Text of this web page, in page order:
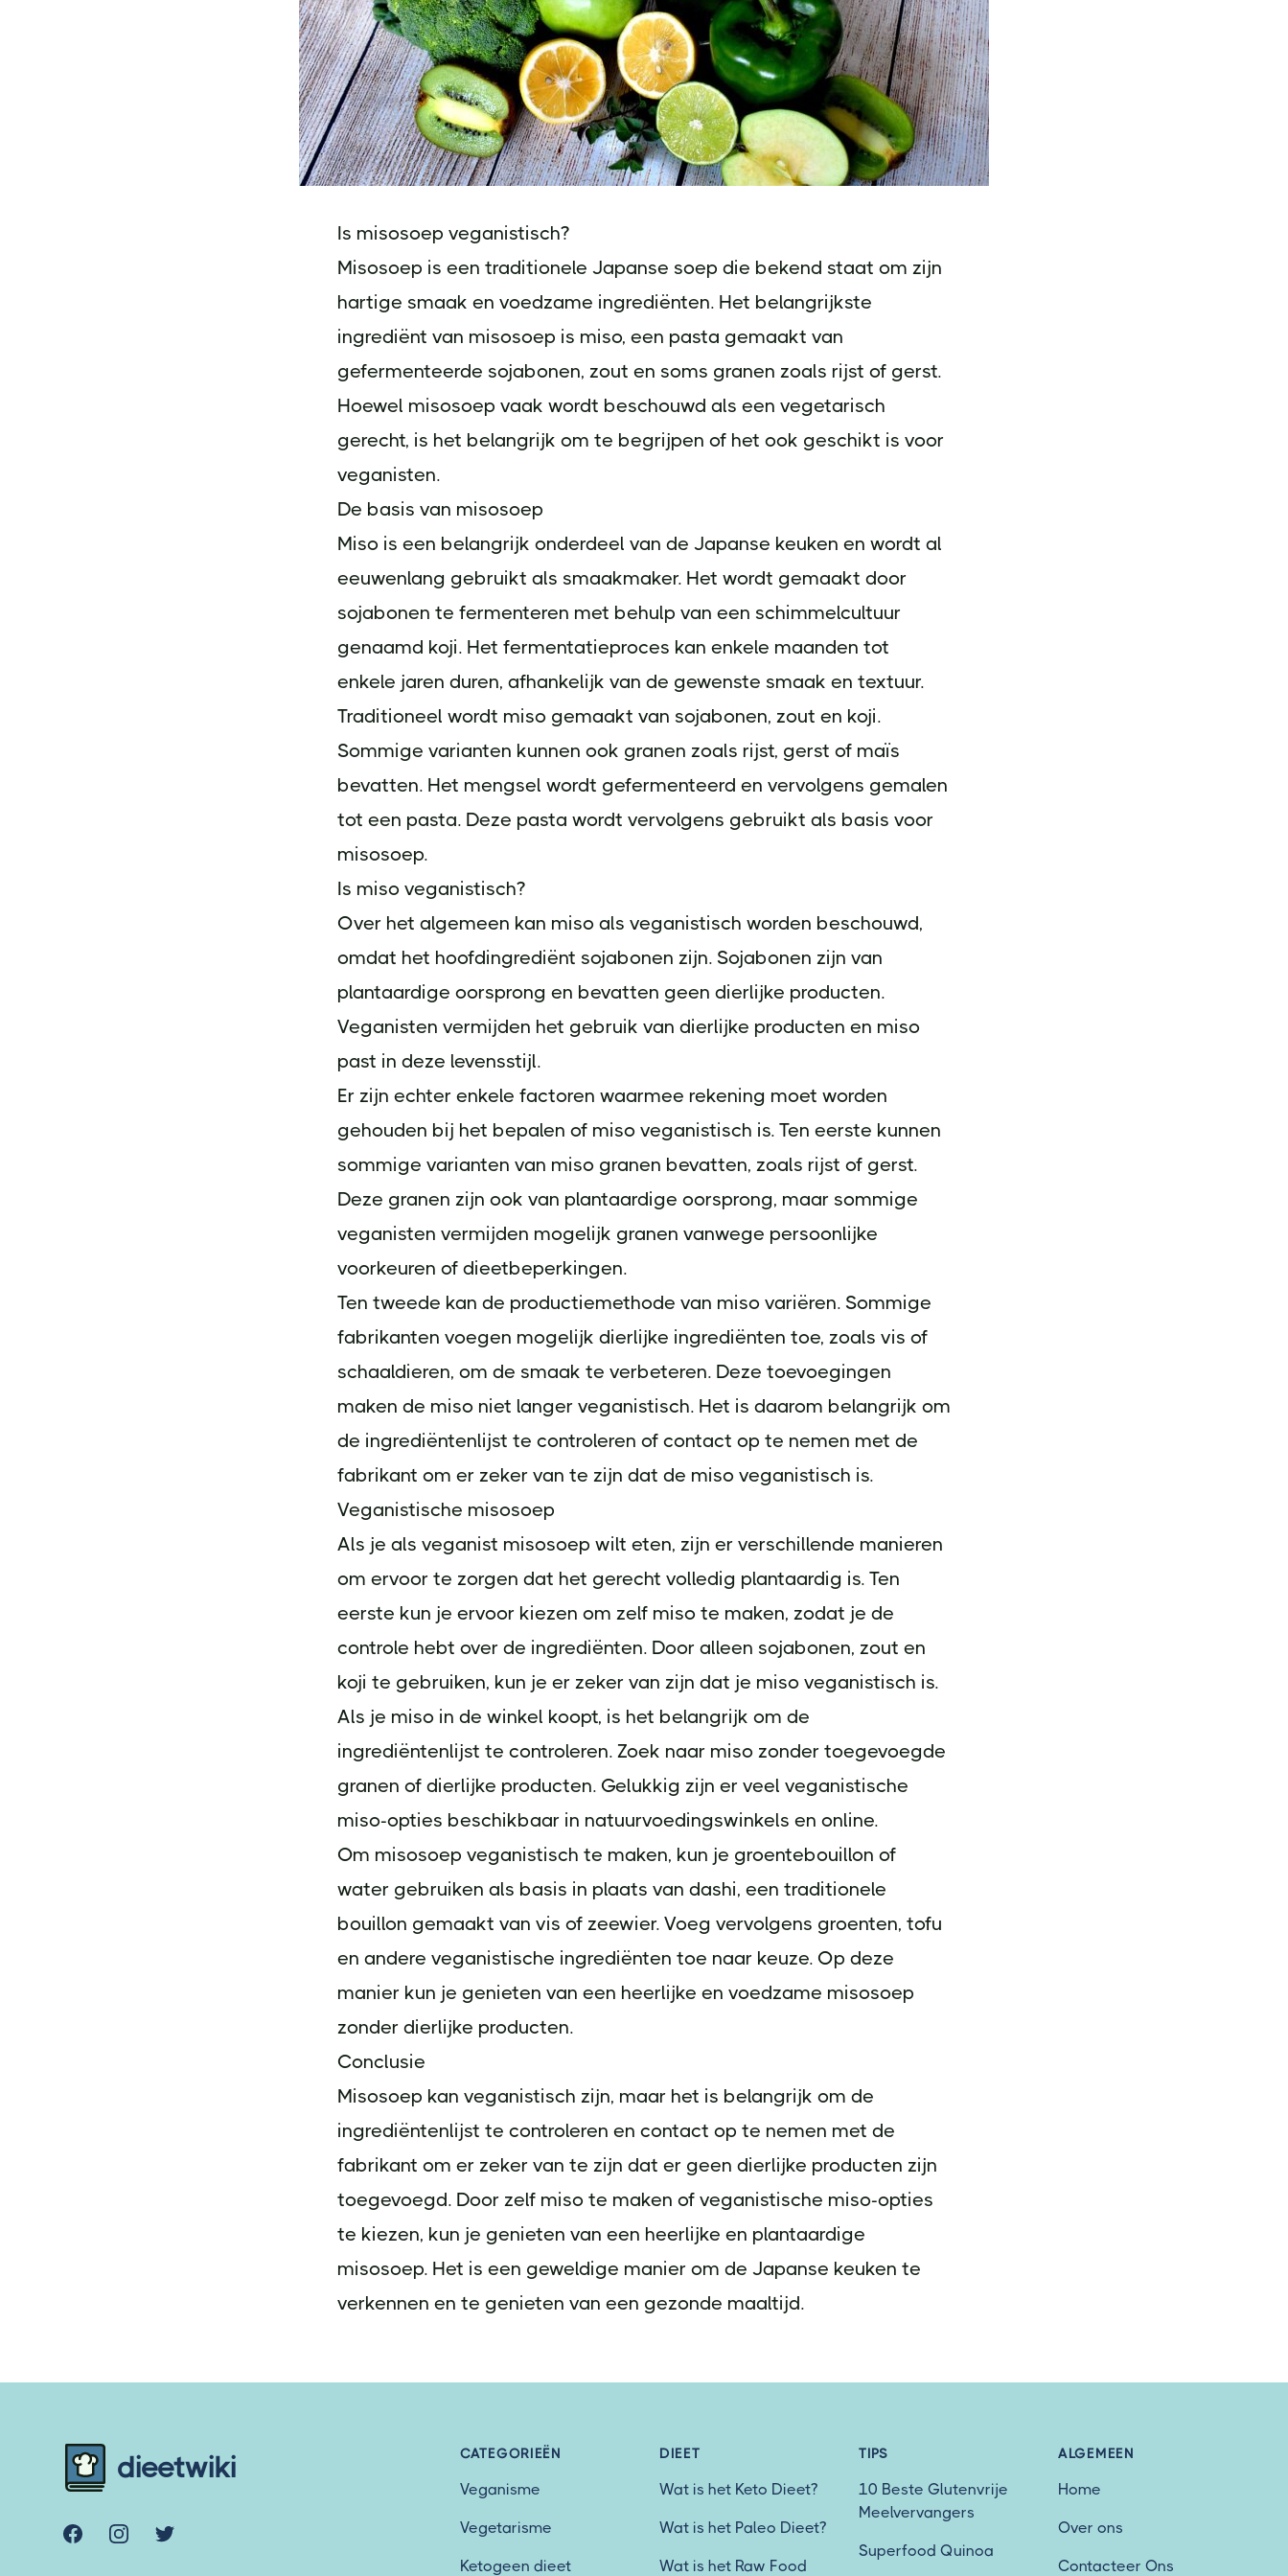
Is misosoep veganistisch?
Misosoep is een traditionele Japanse soep die bekend staat om zijn
hartige smaak en voedzame ingrediënten. Het belangrijkste
ingrediënt van misosoep is miso, een pasta gemaakt van
gefermenteerde sojabonen, zout en soms granen zoals rijst of gerst.
Hoewel misosoep vaak wordt beschouwd als een vegetarisch
gerecht, is het belangrijk om te begrijpen of het ook geschikt is voor
veganisten.
De basis van misosoep
Miso is een belangrijk onderdeel van de Japanse keuken en wordt al
eeuwenlang gebruikt als smaakmaker. Het wordt gemaakt door
sojabonen te fermenteren met behulp van een schimmelcultuur
genaamd koji. Het fermentatieproces kan enkele maanden tot
enkele jaren duren, afhankelijk van de gewenste smaak en textuur.
Traditioneel wordt miso gemaakt van sojabonen, zout en koji.
Sommige varianten kunnen ook granen zoals rijst, gerst of maïs
bevatten. Het mengsel wordt gefermenteerd en vervolgens gemalen
tot een pasta. Deze pasta wordt vervolgens gebruikt als basis voor
misosoep.
Is miso veganistisch?
Over het algemeen kan miso als veganistisch worden beschouwd,
omdat het hoofdingrediënt sojabonen zijn. Sojabonen zijn van
plantaardige oorsprong en bevatten geen dierlijke producten.
Veganisten vermijden het gebruik van dierlijke producten en miso
past in deze levensstijl.
Er zijn echter enkele factoren waarmee rekening moet worden
gehouden bij het bepalen of miso veganistisch is. Ten eerste kunnen
sommige varianten van miso granen bevatten, zoals rijst of gerst.
Deze granen zijn ook van plantaardige oorsprong, maar sommige
veganisten vermijden mogelijk granen vanwege persoonlijke
voorkeuren of dieetbeperkingen.
Ten tweede kan de productiemethode van miso variëren. Sommige
fabrikanten voegen mogelijk dierlijke ingrediënten toe, zoals vis of
schaaldieren, om de smaak te verbeteren. Deze toevoegingen
maken de miso niet langer veganistisch. Het is daarom belangrijk om
de ingrediëntenlijst te controleren of contact op te nemen met de
fabrikant om er zeker van te zijn dat de miso veganistisch is.
Veganistische misosoep
Als je als veganist misosoep wilt eten, zijn er verschillende manieren
om ervoor te zorgen dat het gerecht volledig plantaardig is. Ten
eerste kun je ervoor kiezen om zelf miso te maken, zodat je de
controle hebt over de ingrediënten. Door alleen sojabonen, zout en
koji te gebruiken, kun je er zeker van zijn dat je miso veganistisch is.
Als je miso in de winkel koopt, is het belangrijk om de
ingrediëntenlijst te controleren. Zoek naar miso zonder toegevoegde
granen of dierlijke producten. Gelukkig zijn er veel veganistische
miso-opties beschikbaar in natuurvoedingswinkels en online.
Om misosoep veganistisch te maken, kun je groentebouillon of
water gebruiken als basis in plaats van dashi, een traditionele
bouillon gemaakt van vis of zeewier. Voeg vervolgens groenten, tofu
en andere veganistische ingrediënten toe naar keuze. Op deze
manier kun je genieten van een heerlijke en voedzame misosoep
zonder dierlijke producten.
Conclusie
Misosoep kan veganistisch zijn, maar het is belangrijk om de
ingrediëntenlijst te controleren en contact op te nemen met de
fabrikant om er zeker van te zijn dat er geen dierlijke producten zijn
toegevoegd. Door zelf miso te maken of veganistische miso-opties
te kiezen, kun je genieten van een heerlijke en plantaardige
misosoep. Het is een geweldige manier om de Japanse keuken te
verkennen en te genieten van een gezonde maaltijd.
dieetwiki
FacebookInstagramTwitter
CATEGORIEËN
Veganisme
Vegetarisme
Ketogeen dieet
DIEET
Wat is het Keto Dieet?
Wat is het Paleo Dieet?
Wat is het Raw Food
TIPS
10 Beste Glutenvrije
Meelvervangers
Superfood Quinoa
ALGEMEEN
Home
Over ons
Contacteer Ons